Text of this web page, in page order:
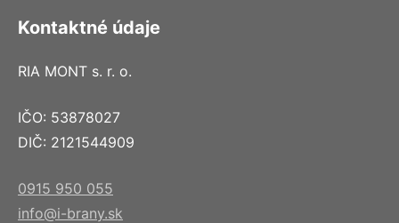
Kontaktné údaje
RIA MONT s. r. o.
IČO: 53878027
DIČ: 2121544909
0915 950 055
info@i-brany.sk